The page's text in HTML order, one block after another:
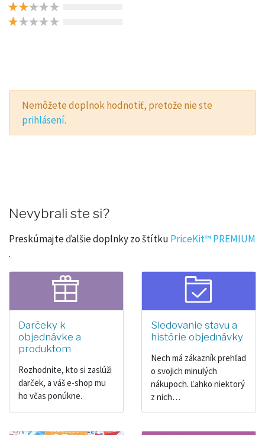
Nemôžete doplnok hodnotiť, pretože nie ste
prihlásení.
Nevybrali ste si?
Preskúmajte ďalšie doplnky zo štítku PriceKit™ PREMIUM
.
Darčeky k
objednávke a
produktom
Rozhodnite, kto si zaslúži
darček, a váš e-shop mu
ho včas ponúkne.
Sledovanie stavu a
histórie objednávky
Nech má zákazník prehľad
o svojich minulých
nákupoch. Ľahko niektorý
z nich…